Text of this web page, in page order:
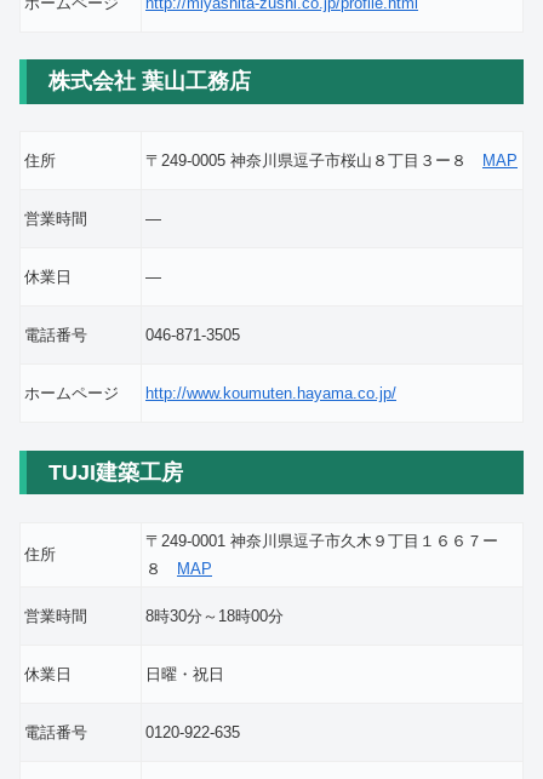
株式会社 葉山工務店
住所 〒249-0005 神奈川県逗子市桜山８丁目３ー８ MAP
営業時間 ―
休業日 ―
電話番号 046-871-3505
ホームページ http://www.koumuten.hayama.co.jp/
TUJI建築工房
住所
〒249-0001 神奈川県逗子市久木９丁目１６６７ー
８ MAP
営業時間 8時30分～18時00分
休業日 日曜・祝日
電話番号 0120-922-635